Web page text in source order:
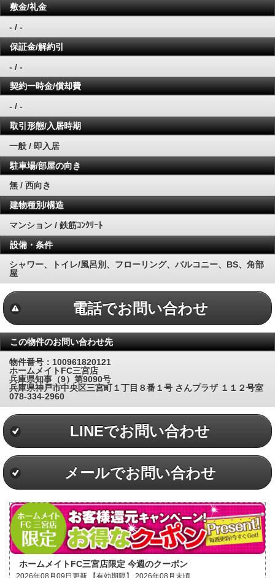
敷金/礼金
- / -
保証金/解約引
- / -
契約一時金/償却費
- / -
取引形態/入居時期
一般 / 即入居
駐車場/部屋の向き
無 / 西向き
建物種別/構造
マンション / 鉄筋ｺﾝｸﾘｰﾄ
設備・条件
シャワー、トイレ/風呂別、フローリング、バルコニー、BS、角部
屋
電話でお問い合わせ
この物件のお問い合わせ先
物件番号：100961820121
ホームメイトFC三宮店
兵庫県知事（9）第9090号
兵庫県神戸市中央区三宮町１丁目８番１号 さんプラザ １１２号室
078-334-2960
LINEでお問い合わせ
メールでお問い合わせ
ホームメイトFC三宮店限定 今週のクーポン